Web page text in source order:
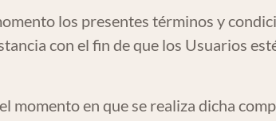
los presentes términos y
con el fin de que los Usuarios
momento en que se realiza dicha